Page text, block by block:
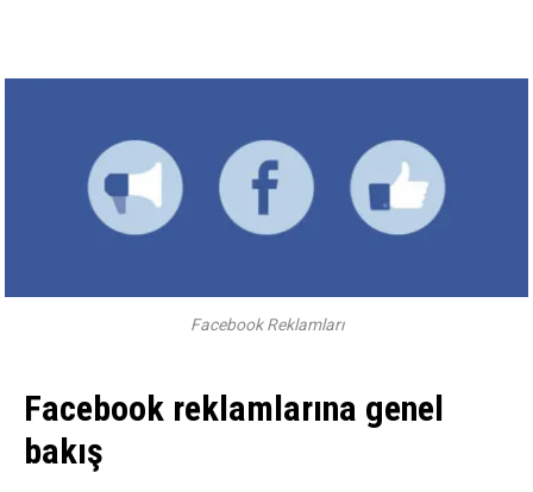
Facebook Reklamları
Facebook reklamlarına genel
bakış